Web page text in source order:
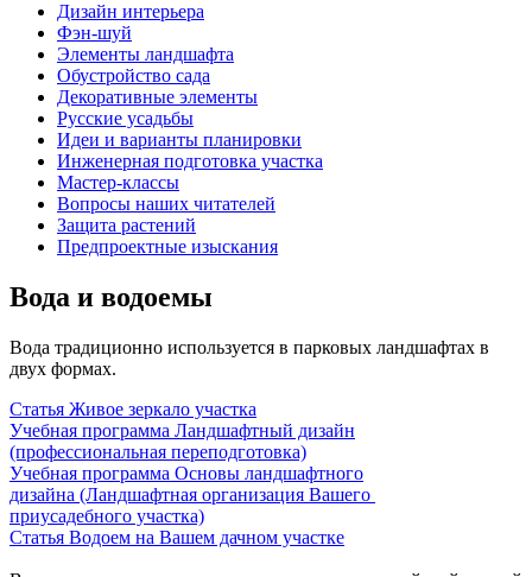
Дизайн интерьера
Фэн-шуй
Элементы ландшафта
Обустройство сада
Декоративные элементы
Русские усадьбы
Идеи и варианты планировки
Инженерная подготовка участка
Мастер-классы
Вопросы наших читателей
Защита растений
Предпроектные изыскания
Вода и водоемы
Вода традиционно используется в парковых ландшафтах в
двух формах.
Статья Живое зеркало участка
Учебная программа Ландшафтный дизайн
(профессиональная переподготовка)
Учебная программа Основы ландшафтного
дизайна (Ландшафтная организация Вашего
приусадебного участка)
Статья Водоем на Вашем дачном участке